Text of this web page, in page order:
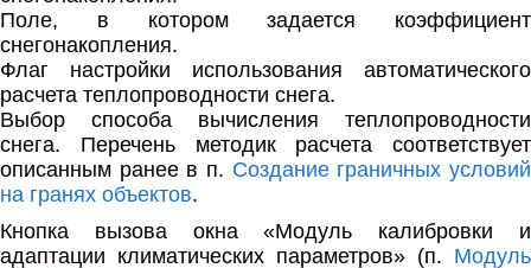
Поле, в котором задается коэффициент
снегонакопления.
Флаг настройки использования автоматического
расчета теплопроводности снега.
Выбор способа вычисления теплопроводности
снега. Перечень методик расчета соответствует
описанным ранее в п. Создание граничных условий
на гранях объектов.
Кнопка вызова окна «Модуль калибровки и
адаптации климатических параметров» (п. Модуль